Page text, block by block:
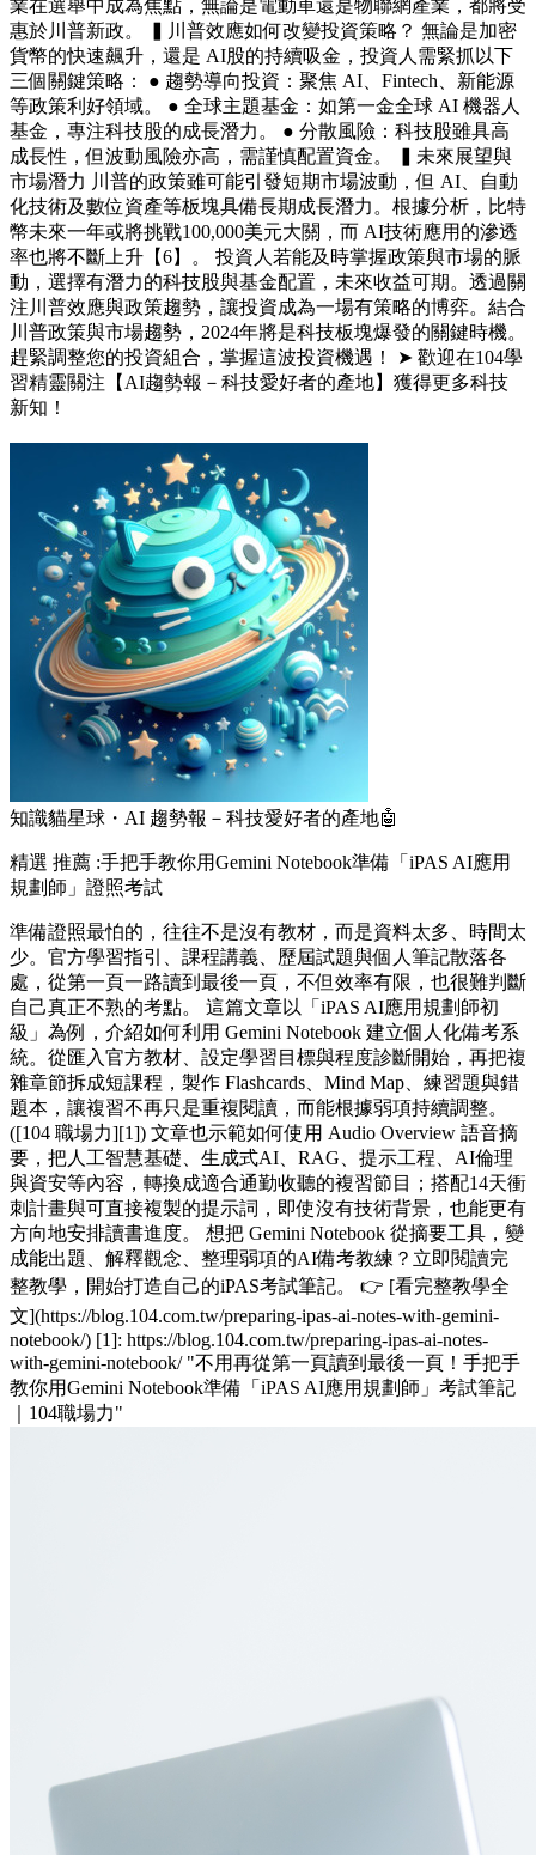
業在選舉中成為焦點，無論是電動車還是物聯網產業，都將受
惠於川普新政。 ▍川普效應如何改變投資策略？ 無論是加密
貨幣的快速飆升，還是 AI股的持續吸金，投資人需緊抓以下
三個關鍵策略： ● 趨勢導向投資：聚焦 AI、Fintech、新能源
等政策利好領域。 ● 全球主題基金：如第一金全球 AI 機器人
基金，專注科技股的成長潛力。 ● 分散風險：科技股雖具高
成長性，但波動風險亦高，需謹慎配置資金。 ▍未來展望與
市場潛力 川普的政策雖可能引發短期市場波動，但 AI、自動
化技術及數位資產等板塊具備長期成長潛力。根據分析，比特
幣未來一年或將挑戰100,000美元大關，而 AI技術應用的滲透
率也將不斷上升【6】。 投資人若能及時掌握政策與市場的脈
動，選擇有潛力的科技股與基金配置，未來收益可期。透過關
注川普效應與政策趨勢，讓投資成為一場有策略的博弈。結合
川普政策與市場趨勢，2024年將是科技板塊爆發的關鍵時機。
趕緊調整您的投資組合，掌握這波投資機遇！ ➤ 歡迎在104學
習精靈關注【AI趨勢報－科技愛好者的產地】獲得更多科技
新知！
知識貓星球・AI 趨勢報－科技愛好者的產地🤖
精選 推薦 :手把手教你用Gemini Notebook準備「iPAS AI應用
規劃師」證照考試
準備證照最怕的，往往不是沒有教材，而是資料太多、時間太
少。官方學習指引、課程講義、歷屆試題與個人筆記散落各
處，從第一頁一路讀到最後一頁，不但效率有限，也很難判斷
自己真正不熟的考點。 這篇文章以「iPAS AI應用規劃師初
級」為例，介紹如何利用 Gemini Notebook 建立個人化備考系
統。從匯入官方教材、設定學習目標與程度診斷開始，再把複
雜章節拆成短課程，製作 Flashcards、Mind Map、練習題與錯
題本，讓複習不再只是重複閱讀，而能根據弱項持續調整。
([104 職場力][1]) 文章也示範如何使用 Audio Overview 語音摘
要，把人工智慧基礎、生成式AI、RAG、提示工程、AI倫理
與資安等內容，轉換成適合通勤收聽的複習節目；搭配14天衝
刺計畫與可直接複製的提示詞，即使沒有技術背景，也能更有
方向地安排讀書進度。 想把 Gemini Notebook 從摘要工具，變
成能出題、解釋觀念、整理弱項的AI備考教練？立即閱讀完
整教學，開始打造自己的iPAS考試筆記。 👉 [看完整教學全
文](https://blog.104.com.tw/preparing-ipas-ai-notes-with-gemini-
notebook/) [1]: https://blog.104.com.tw/preparing-ipas-ai-notes-
with-gemini-notebook/ "不用再從第一頁讀到最後一頁！手把手
教你用Gemini Notebook準備「iPAS AI應用規劃師」考試筆記
｜104職場力"